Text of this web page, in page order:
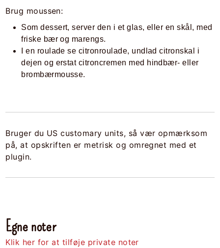
Brug moussen:
Som dessert, server den i et glas, eller en skål, med
friske bær og marengs.
I en roulade se citronroulade, undlad citronskal i
dejen og erstat citroncremen med hindbær- eller
brombærmousse.
Bruger du US customary units, så vær opmærksom
på, at opskriften er metrisk og omregnet med et
plugin.
Egne noter
Klik her for at tilføje private noter